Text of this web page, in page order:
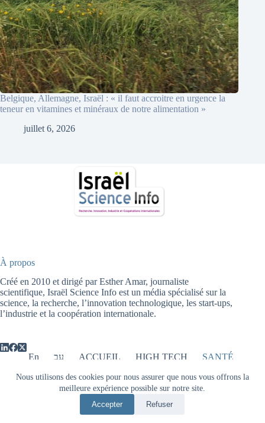
Nous utilisons des cookies pour nous assurer que nous vous offrons la
meilleure expérience possible sur notre site.
Accepter
Refuser
Belgique, Allemagne, Israël : « il faut accroitre en urgence la
teneur en vitamines et minéraux de notre alimentation »
juillet 6, 2026
À propos
Créé en 2010 et dirigé par Esther Amar, journaliste
scientifique, Israël Science Info est un média spécialisé sur la
science, la recherche, l’innovation technologique, les start-ups,
l’industrie et la coopération internationale.
En עב ACCUEIL HIGH TECH
SANTÉ
ENVIRONNEMENT
PHYSIQUE
OPTIQUE
ARCHEOLOGIE
FINANCE
INTERNATIONAL
Copyright © 2026 - Israël Science Info -Mentions légales